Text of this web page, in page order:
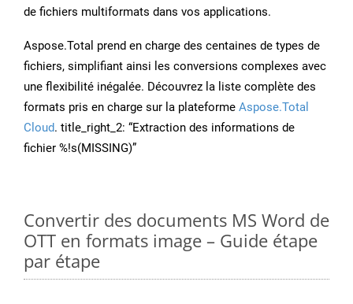
de fichiers multiformats dans vos applications.
Aspose.Total prend en charge des centaines de types de
fichiers, simplifiant ainsi les conversions complexes avec
une flexibilité inégalée. Découvrez la liste complète des
formats pris en charge sur la plateforme Aspose.Total
Cloud. title_right_2: “Extraction des informations de
fichier %!s(MISSING)”
Convertir des documents MS Word de
OTT en formats image – Guide étape
par étape